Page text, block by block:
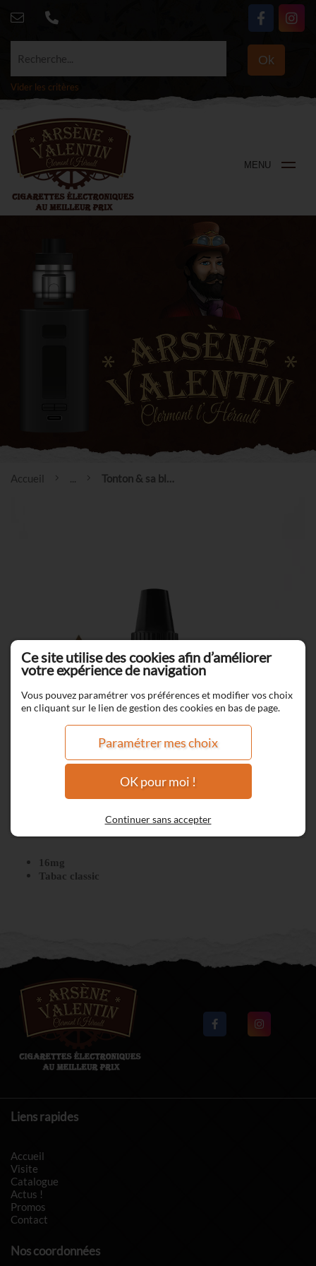
Recherche... Ok
Vider les critères
MENU
Accueil ... Tonton & sa blonde
Tonton & sa blonde
16mg
Tabac classic
Liens rapides
Accueil
Visite
Catalogue
Actus !
Promos
Contact
Nos coordonnées
Ce site utilise des cookies afin d’améliorer
votre expérience de navigation
Vous pouvez paramétrer vos préférences et modifier vos choix
en cliquant sur le lien de gestion des cookies en bas de page.
Paramétrer mes choix
OK pour moi !
Continuer sans accepter